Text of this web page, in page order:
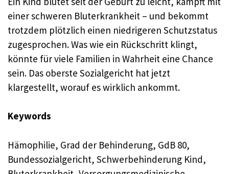
einer schweren Bluterkrankheit – und bekommt
trotzdem plötzlich einen niedrigeren Schutzstatus
zugesprochen. Was wie ein Rückschritt klingt,
könnte für viele Familien in Wahrheit eine Chance
sein. Das oberste Sozialgericht hat jetzt
klargestellt, worauf es wirklich ankommt.
Keywords
Hämophilie, Grad der Behinderung, GdB 80,
Bundessozialgericht, Schwerbehinderung Kind,